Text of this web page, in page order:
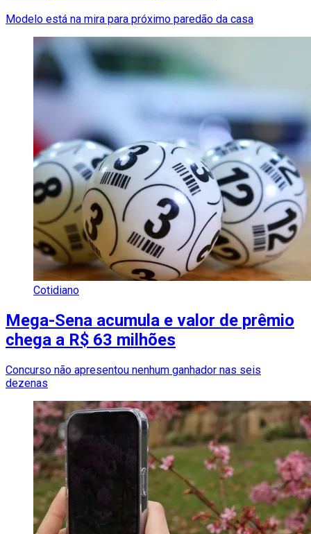
Modelo está na mira para próximo paredão da casa
Cotidiano
Mega-Sena acumula e valor de prêmio
chega a R$ 63 milhões
Concurso não apresentou nenhum ganhador nas seis
dezenas